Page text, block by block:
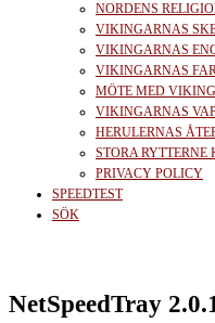
NORDENS
VIKINGARNAS
VIKINGARNAS
VIKINGARNAS
MÖTE MED
VIKINGARNAS
HERULERNAS
STORA
PRIVACY POLICY
SPEEDTEST
SÖK
NetSpeedTray